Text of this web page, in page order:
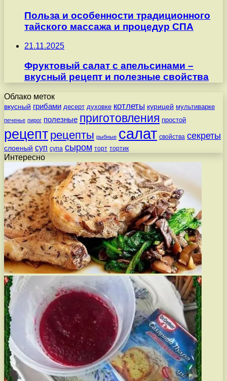
Польза и особенности традиционного
тайского массажа и процедур СПА
21.11.2025
Фруктовый салат с апельсинами –
вкусный рецепт и полезные свойства
Облако меток
вкусный грибами десерт духовке котлеты курицей мультиварке
печенье пирог полезные приготовления простой
рецепт рецепты рыбные салат свойства секреты
слоеный суп супа сыром торт тортик
Интересно